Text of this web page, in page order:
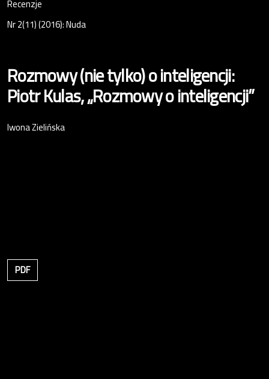
Recenzje
Nr 2(11) (2016): Nuda
Rozmowy (nie tylko) o inteligencji:
Piotr Kulas, „Rozmowy o inteligencji”
Iwona Zielińska
PDF